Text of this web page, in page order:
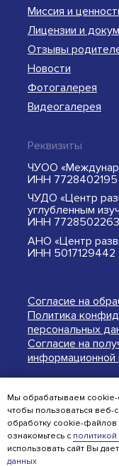
ЧУДО «Центр
углубленным
ИНН 7728502263
АНО «Центр
ИНН 5017129442
ЧУОО
ИНН 7728402195
Реквизиты
Новости
Видеогалерея
Фотогалерея
Отзывы
Миссия и
Лицензии и
© English
Версия для
Согласие на
Политика
персональных
Согласие на
информационной
Мы обрабатываем cookie-
чтобы пользоваться
обработку cookie-файлов
ознакомьтесь с
использовать сайт Вы
данных